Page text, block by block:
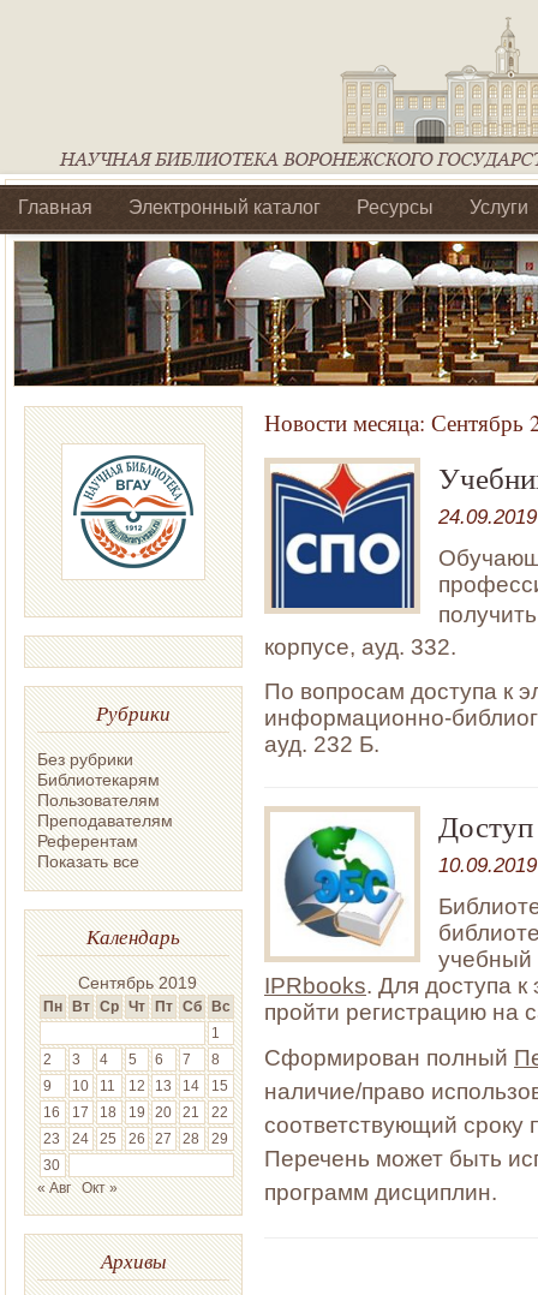
Главная Электронный каталог Ресурсы Услуги
Библиотеки регионального отделения Ассоциации
Рубрики
Без рубрики
Библиотекарям
Пользователям
Преподавателям
Референтам
Показать все
Календарь
Сентябрь 2019
Пн Вт Ср Чт Пт Сб Вс
1
2
3 4 5 6 7
8
9
10 11 12 13 14
15
16
17 18 19 20 21
22
23
24 25 26 27 28
29
30
« Авг
Окт »
Архивы
Новости месяца: Сентябрь
24.09.2019
корпусе, ауд. 332.
По вопросам доступа к
информационно-
ауд. 232 Б.
10.09.2019
учебный
IPRbooks. Для доступа
пройти регистрацию на
Сформирован полный
наличие/право
соответствующий
Перечень может быть
программ дисциплин.